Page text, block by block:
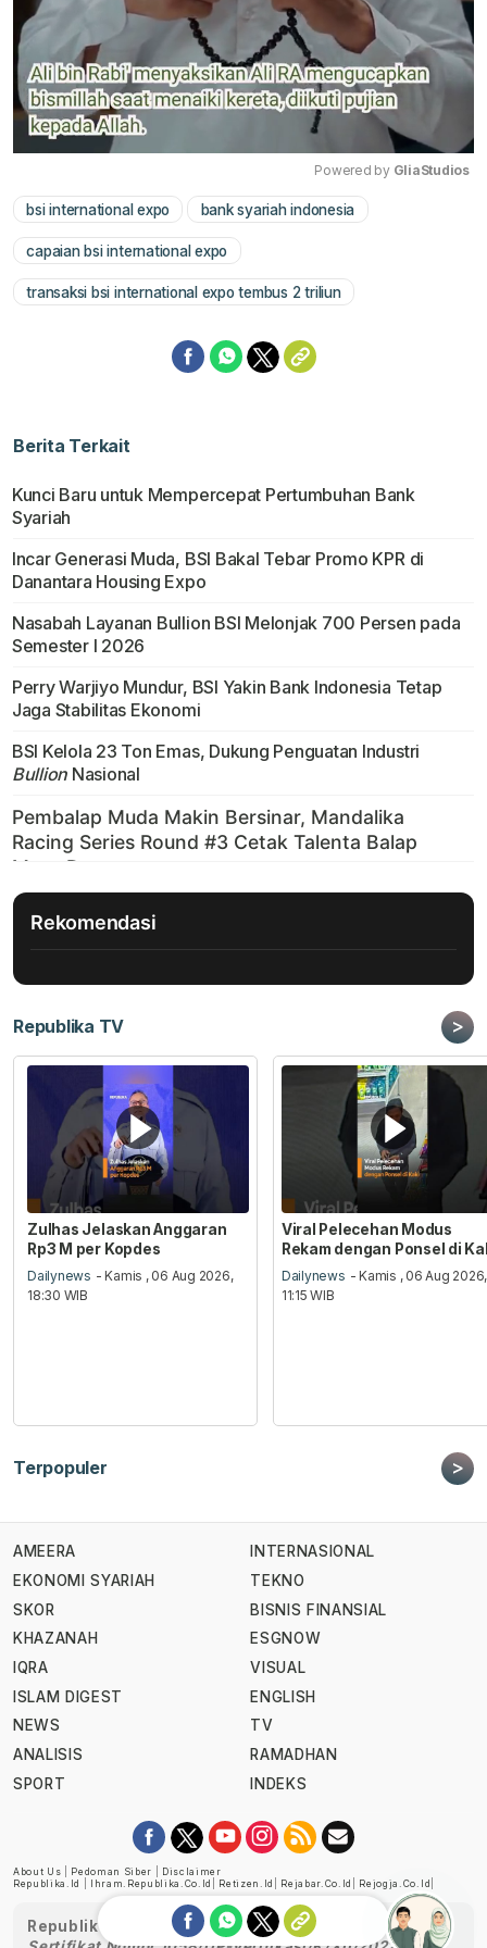
Powered by GliaStudios
bsi international expo bank syariah indonesia
capaian bsi international expo
transaksi bsi international expo tembus 2 triliun
Berita Terkait
Kunci Baru untuk Mempercepat Pertumbuhan Bank
Syariah
Incar Generasi Muda, BSI Bakal Tebar Promo KPR di
Danantara Housing Expo
Nasabah Layanan Bullion BSI Melonjak 700 Persen pada
Semester I 2026
Perry Warjiyo Mundur, BSI Yakin Bank Indonesia Tetap
Jaga Stabilitas Ekonomi
BSI Kelola 23 Ton Emas, Dukung Penguatan Industri
Bullion Nasional
Rekomendasi
Republika TV >
Zulhas Jelaskan Anggaran
Rp3 M per Kopdes
Dailynews - Kamis , 06 Aug 2026,
18:30 WIB
Viral Pelecehan Modus
Rekam dengan Ponsel di
Dailynews - Kamis , 06 Aug 2026,
11:15 WIB
Terpopuler >
AMEERA
EKONOMI SYARIAH
SKOR
KHAZANAH
IQRA
ISLAM DIGEST
NEWS
ANALISIS
SPORT
INTERNASIONAL
TEKNO
BISNIS FINANSIAL
ESGNOW
VISUAL
ENGLISH
TV
RAMADHAN
INDEKS
About Us Pedoman Siber
Disclaimer
Republika.id
Ihram.republika.co.id Retizen.id Rejabar.co.id Rejogja.co.id
Republika telah diverifikasi oleh Dewan Pers